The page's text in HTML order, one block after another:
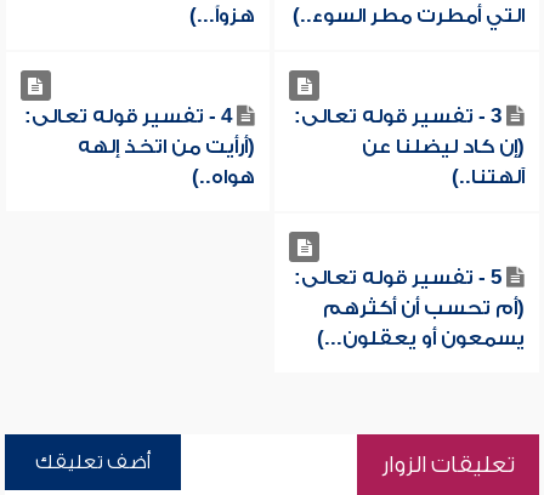
التي أمطرت مطر السوء..)
هزواً...)
3 - تفسير قوله تعالى:
(إن كاد ليضلنا عن
آلهتنا..)
4 - تفسير قوله تعالى:
(أرأيت من اتخذ إلهه
هواه..)
5 - تفسير قوله تعالى:
(أم تحسب أن أكثرهم
يسمعون أو يعقلون...)
تعليقات الزوار أضف تعليقك